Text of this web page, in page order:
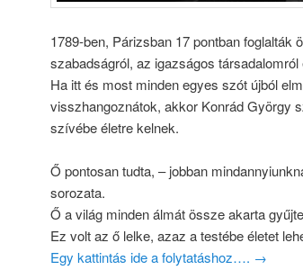
1789-ben, Párizsban 17 pontban
szabadságról, az igazságos
Ha itt és most minden egyes szót újból
visszhangoznátok, akkor Konrád György
szívébe életre kelnek.
Ő pontosan tudta, – jobban
sorozata.
Ő a világ minden álmát össze akarta
Ez volt az ő lelke, azaz a testébe életet
Egy kattintás ide a folytatáshoz…. →